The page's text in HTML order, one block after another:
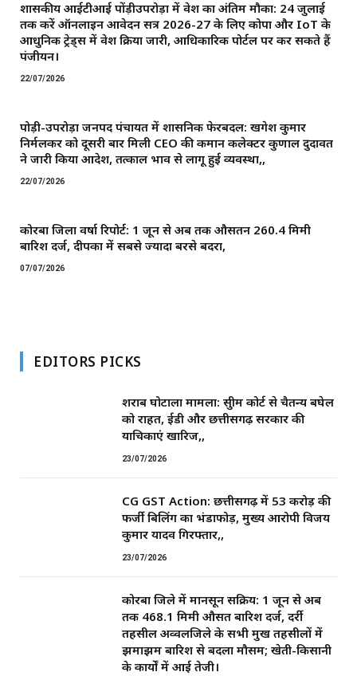
शासकीय आईटीआई पोंड़ीउपरोड़ा में प्रवेश का अंतिम मौका: 24 जुलाई
तक करें ऑनलाइन आवेदन सत्र 2026-27 के लिए कोपा और IoT के
आधुनिक ट्रेड्स में प्रवेश प्रक्रिया जारी, आधिकारिक पोर्टल पर कर सकते हैं
पंजीयन।
22/07/2026
पोड़ी-उपरोड़ा जनपद पंचायत में प्रशासनिक फेरबदल: खगेश कुमार
निर्मलकर को दूसरी बार मिली CEO की कमान ​कलेक्टर कुणाल दुदावत
ने जारी किया आदेश, तत्काल प्रभाव से लागू हुई व्यवस्था,,
22/07/2026
कोरबा जिला वर्षा रिपोर्ट: 1 जून से अब तक औसतन 260.4 मिमी
बारिश दर्ज, दीपका में सबसे ज्यादा बरसे बदरा,
07/07/2026
EDITORS PICKS
शराब घोटाला मामला: सुप्रीम कोर्ट से चैतन्य बघेल
को राहत, ईडी और छत्तीसगढ़ सरकार की
याचिकाएं खारिज,,
23/07/2026
CG GST Action: छत्तीसगढ़ में 53 करोड़ की
फर्जी बिलिंग का भंडाफोड़, मुख्य आरोपी विजय
कुमार यादव गिरफ्तार,,
23/07/2026
कोरबा जिले में मानसून सक्रिय: 1 जून से अब
तक 468.1 मिमी औसत बारिश दर्ज, दर्री
तहसील अव्वलजिले के सभी प्रमुख तहसीलों में
झमाझम बारिश से बदला मौसम; खेती-किसानी
के कार्यों में आई तेजी।